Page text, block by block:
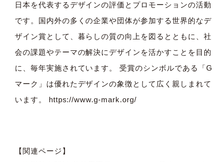
日本を代表するデザインの評価とプロモーションの活動
です。国内外の多くの企業や団体が参加する世界的なデ
ザイン賞として、暮らしの質の向上を図るとともに、社
会の課題やテーマの解決にデザインを活かすことを目的
に、毎年実施されています。 受賞のシンボルである「G
マーク」は優れたデザインの象徴として広く親しまれて
います。
https://www.g-mark.org/
【関連ページ】